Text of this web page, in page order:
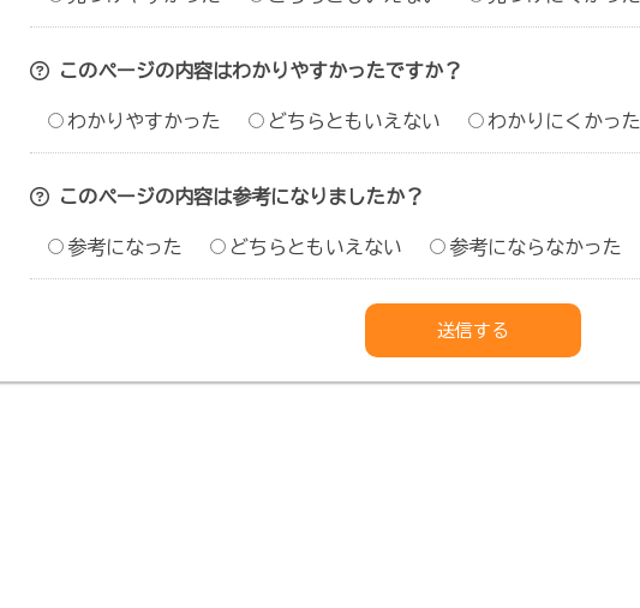
このページの内容はわかりやすかったですか？
わかりやすかった どちらともいえない わかりにくかった
このページの内容は参考になりましたか？
参考になった どちらともいえない 参考にならなかった